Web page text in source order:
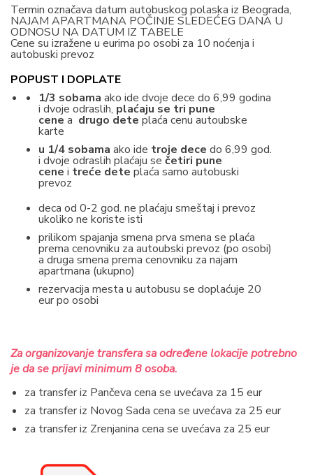
Termin označava datum autobuskog polaska iz Beograda,
NAJAM APARTMANA POČINJE SLEDEĆEG DANA U
ODNOSU NA DATUM IZ TABELE
Cene su izražene u eurima po osobi za 10 noćenja i
autobuski prevoz
POPUST I DOPLATE
1/3 sobama ako ide dvoje dece do 6,99 godina
i dvoje odraslih, plaćaju se tri pune
cene a drugo dete plaća cenu autoubske
karte
u 1/4 sobama ako ide troje dece do 6,99 god.
i dvoje odraslih plaćaju se četiri pune
cene i treće dete plaća samo autobuski
prevoz
deca od 0-2 god. ne plaćaju smeštaj i prevoz
ukoliko ne koriste isti
prilikom spajanja smena prva smena se plaća
prema cenovniku za autoubski prevoz (po osobi)
a druga smena prema cenovniku za najam
apartmana (ukupno)
rezervacija mesta u autobusu se doplaćuje 20
eur po osobi
Za organizovanje transfera sa određene lokacije potrebno
je da se prijavi minimum 8 osoba.
za transfer iz Pančeva cena se uvećava za 15 eur
za transfer iz Novog Sada cena se uvećava za 25 eur
za transfer iz Zrenjanina cena se uvećava za 25 eur